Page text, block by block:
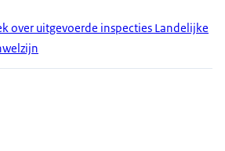
over uitgevoerde inspecties Landelijke